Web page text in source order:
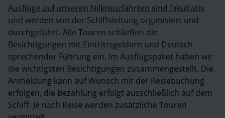
Ausflüge auf unseren Nilkreuzfahrten sind fakultativ
und werden von der Schiffsleitung organisiert und
durchgeführt. Alle Touren schließen die
Besichtigungen mit Eintrittsgeldern und Deutsch
sprechender Führung ein. Im Ausflugspaket haben wir
die wichtigsten Besichtigungen zusammengestellt. Die
Anmeldung kann auf Wunsch mit der Reisebuchung
erfolgen, die Bezahlung erfolgt ausschließlich auf dem
Schiff. Je nach Reise werden zusätzliche Touren